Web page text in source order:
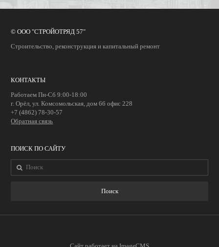
© ООО "СТРОЙОТРЯД 57"
Строительство, реконструкция и капитальный ремонт
КОНТАКТЫ
Работаем Пн-Сб 9:00-18:00
г. Орёл, ул. Комсомольская, дом 66 офис 228
+7 (4862) 78-30-57
Обратная связь
ПОИСК ПО САЙТУ